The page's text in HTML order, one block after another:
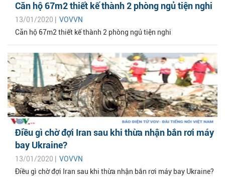
Căn hộ 67m2 thiết kế thành 2 phòng ngủ tiện nghi
13/01/2020 | VOVVN
Căn hộ 67m2 thiết kế thành 2 phòng ngủ tiện nghi
Điều gì chờ đợi Iran sau khi thừa nhận bắn rơi máy
bay Ukraine?
13/01/2020 | VOVVN
Điều gì chờ đợi Iran sau khi thừa nhận bắn rơi máy bay Ukraine?